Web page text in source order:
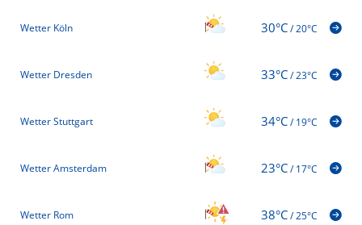
Wetter Köln 30°C/20°C
Wetter Dresden 33°C/23°C
Wetter Stuttgart 34°C/19°C
Wetter Amsterdam 23°C/17°C
Wetter Rom 38°C/25°C